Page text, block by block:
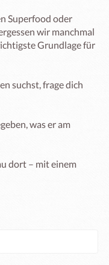
Superfood oder
wir manchmal
Grundlage für
suchst, frage dich
was er am
dort – mit einem